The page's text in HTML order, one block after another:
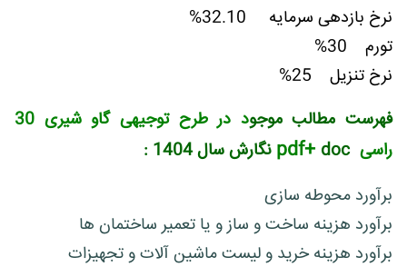
نرخ بازدهی سرمایه 32.10%
تورم 30%
نرخ تنزیل 25%
فهرست مطالب موجو
د در طرح توجیهی گاو شیری 30
راسی pdf+doc نگارش سال 1404 :
برآورد محوطه سازی
برآورد هزینه ساخت و ساز و یا تعمیر ساختمان ها
برآورد هزینه خرید و لیست ماشین آلات و تجهیزات